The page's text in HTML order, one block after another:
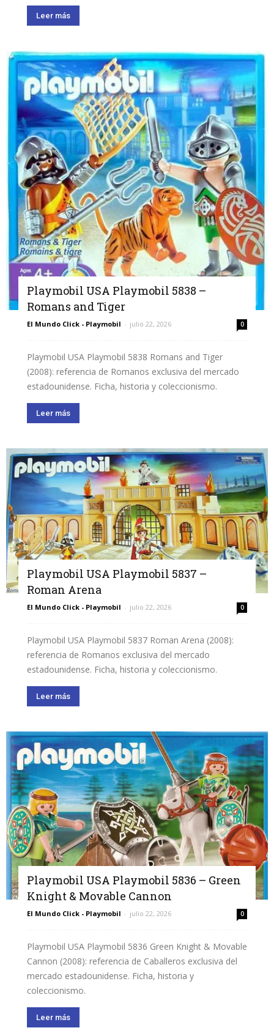
Leer más
Playmobil USA Playmobil 5838 –
Romans and Tiger
El Mundo Click - Playmobil - julio 22, 2026 0
Playmobil USA Playmobil 5838 Romans and Tiger
(2008): referencia de Romanos exclusiva del mercado
estadounidense. Ficha, historia y coleccionismo.
Leer más
Playmobil USA Playmobil 5837 –
Roman Arena
El Mundo Click - Playmobil - julio 22, 2026 0
Playmobil USA Playmobil 5837 Roman Arena (2008):
referencia de Romanos exclusiva del mercado
estadounidense. Ficha, historia y coleccionismo.
Leer más
Playmobil USA Playmobil 5836 – Green
Knight & Movable Cannon
El Mundo Click - Playmobil - julio 22, 2026 0
Playmobil USA Playmobil 5836 Green Knight & Movable
Cannon (2008): referencia de Caballeros exclusiva del
mercado estadounidense. Ficha, historia y
coleccionismo.
Leer más